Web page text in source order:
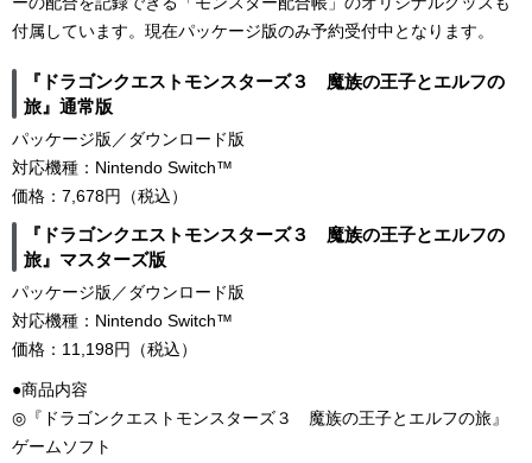
付属しています。現在パッケージ版のみ予約受付中となります。
『ドラゴンクエストモンスターズ３ 魔族の王子とエルフの
旅』通常版
パッケージ版／ダウンロード版
対応機種：Nintendo Switch™
価格：7,678円（税込）
『ドラゴンクエストモンスターズ３ 魔族の王子とエルフの
旅』マスターズ版
パッケージ版／ダウンロード版
対応機種：Nintendo Switch™
価格：11,198円（税込）
●商品内容
◎『ドラゴンクエストモンスターズ３ 魔族の王子とエルフの旅』
ゲームソフト